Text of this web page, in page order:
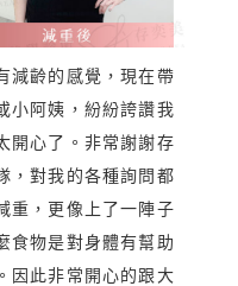
減齡的感覺，現在帶
小阿姨，紛紛誇讚我
開心了。非常謝謝存
，對我的各種詢問都
重，更像上了一陣子
食物是對身體有幫助
因此非常開心的跟大